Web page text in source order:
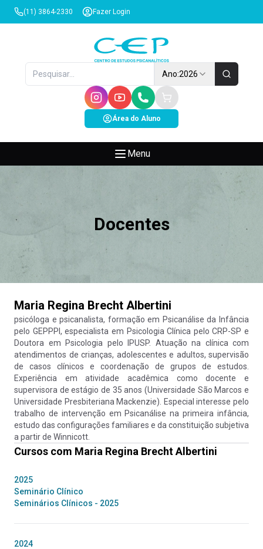
(11) 3864-2330 Fazer Login
Ano:2026
Área do Aluno
Menu
Docentes
Maria Regina Brecht Albertini
psicóloga e psicanalista, formação em Psicanálise da Infância
pelo GEPPPI, especialista em Psicologia Clínica pelo CRP-SP e
Doutora em Psicologia pelo IPUSP. Atuação na clínica com
atendimentos de crianças, adolescentes e adultos, supervisão
de casos clínicos e coordenação de grupos de estudos.
Experiência em atividade acadêmica como docente e
supervisora de estágio de 35 anos (Universidade São Marcos e
Universidade Presbiteriana Mackenzie). Especial interesse pelo
trabalho de intervenção em Psicanálise na primeira infância,
estudo das configurações familiares e da constituição subjetiva
a partir de Winnicott.
Cursos com Maria Regina Brecht Albertini
2025
Seminário Clínico
Seminários Clínicos - 2025
2024